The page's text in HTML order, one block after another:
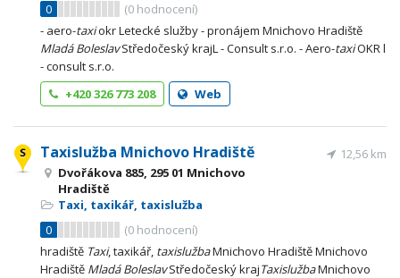
0
(0 hodnocení)
- aero-taxiokr Letecké služby - pronájem Mnichovo Hradiště
Mladá BoleslavStředočeský krajL - Consult s.r.o. - Aero-taxiOKR l
- consult s.r.o.
+420 326 773 208
Web
Taxislužba Mnichovo Hradiště
Dvořákova 885, 295 01 Mnichovo
Hradiště
Taxi, taxikář, taxislužba
0
(0 hodnocení)
12,56 km
hradiště Taxi, taxikář, taxislužbaMnichovo Hradiště Mnichovo
Hradiště Mladá BoleslavStředočeský krajTaxislužbaMnichovo